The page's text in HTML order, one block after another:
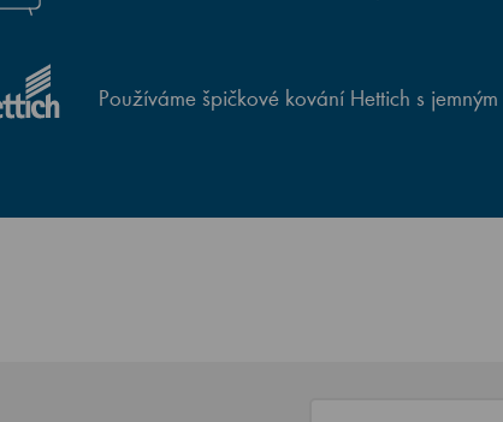
Používáme špičkové kování Hettich s